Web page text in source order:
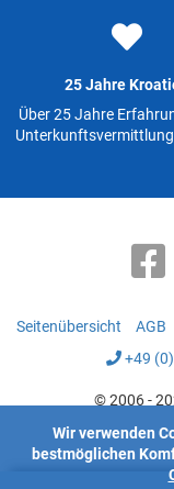
25 Jahre
Über 25 Jahre
Seitenübersicht AGB
+49
© 2006 -
Wir verwenden
bestmöglichen